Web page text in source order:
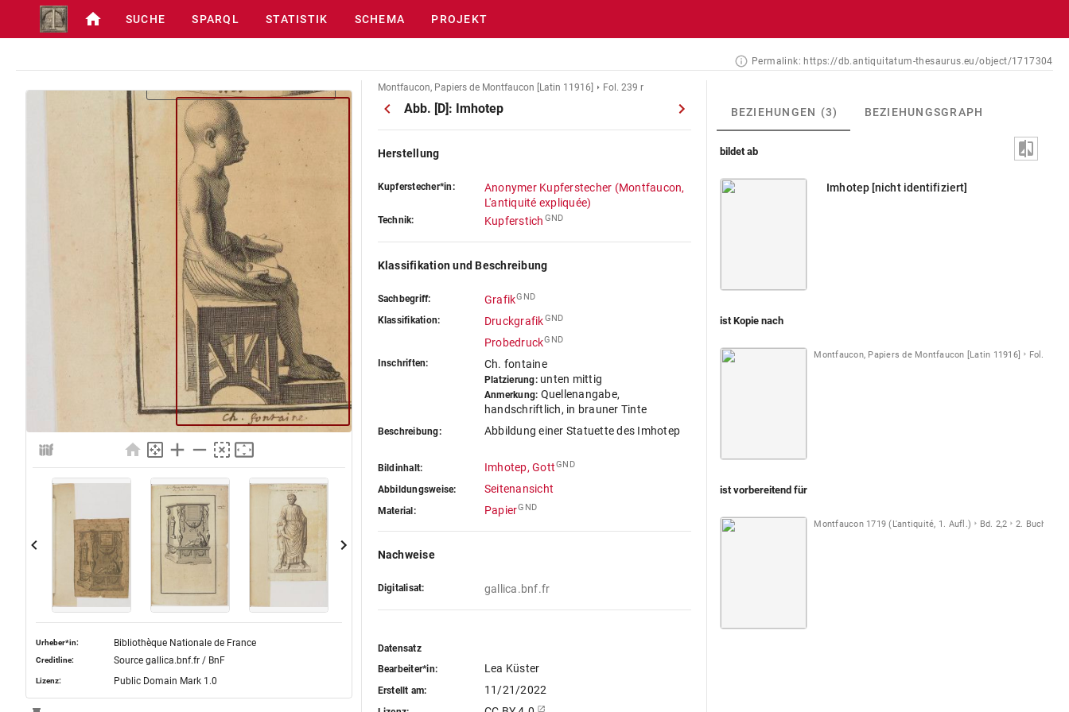
SUCHE SPARQL STATISTIK SCHEMA PROJEKT
Permalink: https://db.antiquitatum-thesaurus.eu/object/1717304
Urheber*in: Bibliothèque Nationale de France
Creditline: Source gallica.bnf.fr / BnF
Lizenz: Public Domain Mark 1.0
Montfaucon, Papiers de Montfaucon [Latin 11916] Fol. 239 r
Abb. [D]: Imhotep
Herstellung
Kupferstecher*in:
Anonymer Kupferstecher (Montfaucon,
L'antiquité expliquée)
Technik: Kupferstich GND
Klassifikation und Beschreibung
Sachbegriff: GrafikGND
Klassifikation: DruckgrafikGND
ProbedruckGND
Inschriften: Ch. fontaine
Platzierung:unten mittig
Anmerkung: Quellenangabe,
handschriftlich, in brauner Tinte
Beschreibung: Abbildung einer Statuette des Imhotep
Bildinhalt: Imhotep, GottGND
Abbildungsweise: Seitenansicht
Material: PapierGND
Nachweise
Digitalisat: gallica.bnf.fr
Datensatz
Bearbeiter*in:
Lea Küster
Erstellt am: 11/21/2022
BEZIEHUNGEN (3) BEZIEHUNGSGRAPH
bildet ab
Imhotep [nicht identifiziert]
ist Kopie nach
Montfaucon, Papiers de Montfaucon [Latin 11916] Fol. 241 r
ist vorbereitend für
Montfaucon 1719 (L'antiquité, 1. Aufl.) Bd. 2,2 2. Buch